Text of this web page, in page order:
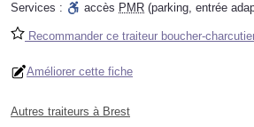
Services :
accès PMR (parking, entrée
Recommander ce traiteur boucher-
Améliorer cette fiche
Autres traiteurs à Brest